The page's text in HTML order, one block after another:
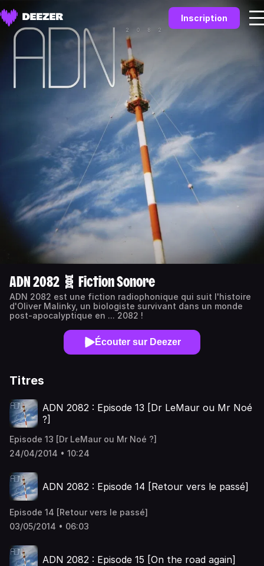
Inscription
ADN 2082 🧬 Fiction Sonore
ADN 2082 est une fiction radiophonique qui suit l'histoire
d'Oliver Malinky, un biologiste survivant dans un monde
post-apocalyptique en ... 2082 !
Écouter sur Deezer
Titres
ADN 2082 : Episode 13 [Dr LeMaur ou Mr Noé
?]
Episode 13 [Dr LeMaur ou Mr Noé ?]
24/04/2014 • 10:24
ADN 2082 : Episode 14 [Retour vers le passé]
Episode 14 [Retour vers le passé]
03/05/2014 • 06:03
ADN 2082 : Episode 15 [On the road again]